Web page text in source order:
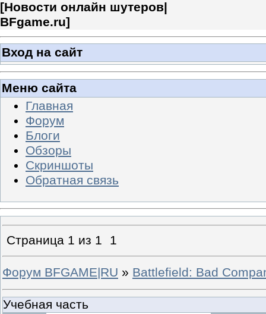
[Новости онлайн шутеров|
BFgame.ru]
Вход на сайт
Меню сайта
Главная
Форум
Блоги
Обзоры
Скриншоты
Обратная связь
Страница 1 из 1 1
Форум BFGAME|RU » Battlefield: Bad
Учебная часть